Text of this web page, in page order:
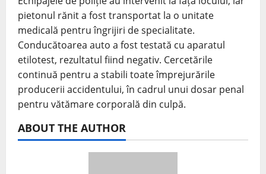
pietonul rănit a fost transportat la o unitate
medicală pentru îngrijiri de specialitate.
Conducătoarea auto a fost testată cu aparatul
etilotest, rezultatul fiind negativ. Cercetările
continuă pentru a stabili toate împrejurările
producerii accidentului, în cadrul unui dosar penal
pentru vătămare corporală din culpă.
ABOUT THE AUTHOR